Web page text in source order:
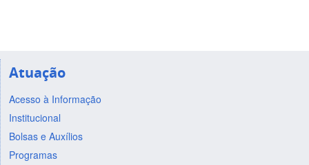
Atuação
Acesso à Informação
Institucional
Bolsas e Auxílios
Programas